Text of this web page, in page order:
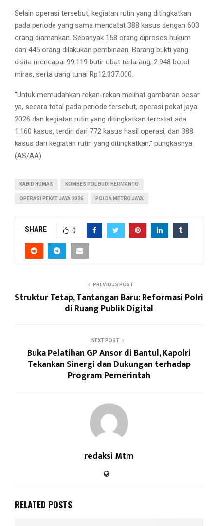
Selain operasi tersebut, kegiatan rutin yang ditingkatkan
pada periode yang sama mencatat 388 kasus dengan 603
orang diamankan. Sebanyak 158 orang diproses hukum
dan 445 orang dilakukan pembinaan. Barang bukti yang
disita mencapai 99.119 butir obat terlarang, 2.948 botol
miras, serta uang tunai Rp12.337.000.
“Untuk memudahkan rekan-rekan melihat gambaran besar
ya, secara total pada periode tersebut, operasi pekat jaya
2026 dan kegiatan rutin yang ditingkatkan tercatat ada
1.160 kasus, terdiri dari 772 kasus hasil operasi, dan 388
kasus dari kegiatan rutin yang ditingkatkan,” pungkasnya.
(AS/AA)
KABID HUMAS KOMBES POL BUDI HERMANTO
OPERASI PEKAT JAYA 2026 POLDA METRO JAYA
SHARE 0
PREVIOUS POST
Struktur Tetap, Tantangan Baru: Reformasi Polri
di Ruang Publik Digital
NEXT POST
Buka Pelatihan GP Ansor di Bantul, Kapolri
Tekankan Sinergi dan Dukungan terhadap
Program Pemerintah
redaksi Mtm
RELATED POSTS